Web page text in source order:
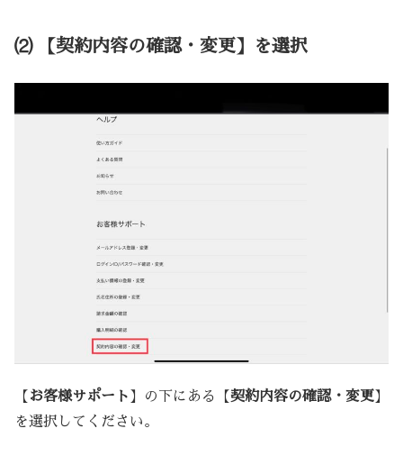
⑵ 【契約内容の確認・変更】を選択
【 お客様サポート 】の下にある【契約内容の確認・変更】
を選択してください。